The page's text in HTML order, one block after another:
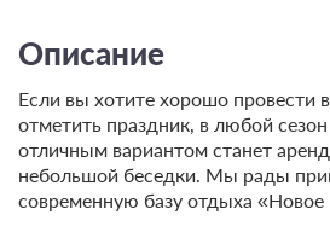
Описание
Если вы хотите хорошо провести
отметить праздник, в любой
отличным вариантом станет
небольшой беседки. Мы рады
современную базу отдыха «Новое